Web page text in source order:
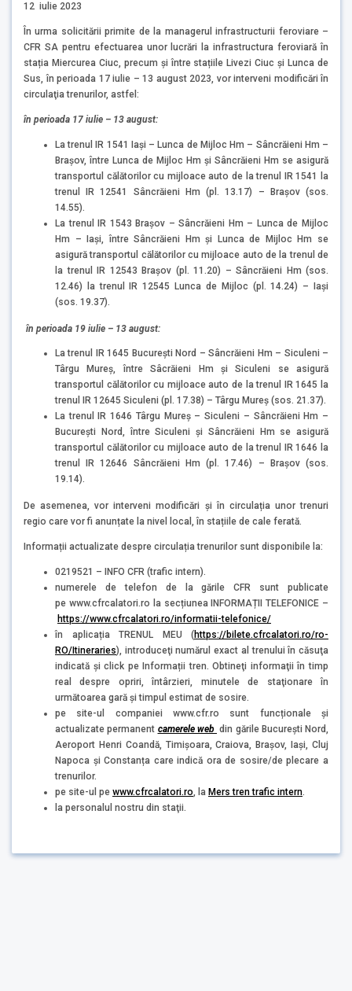
12 iulie 2023
În urma solicitării primite de la managerul infrastructurii feroviare –
CFR SA pentru efectuarea unor lucrări la infrastructura feroviară în
stația Miercurea Ciuc, precum și între stațiile Livezi Ciuc și Lunca de
Sus, în perioada 17 iulie – 13 august 2023, vor interveni modificări în
circulaţia trenurilor, astfel:
în perioada 17 iulie – 13 august:
La trenul IR 1541 Iași – Lunca de Mijloc Hm – Sâncrăieni Hm –
Brașov, între Lunca de Mijloc Hm și Sâncrăieni Hm se asigură
transportul călătorilor cu mijloace auto de la trenul IR 1541 la
trenul IR 12541 Sâncrăieni Hm (pl. 13.17) – Brașov (sos.
14.55).
La trenul IR 1543 Brașov – Sâncrăieni Hm – Lunca de Mijloc
Hm – Iași, între Sâncrăieni Hm și Lunca de Mijloc Hm se
asigură transportul călătorilor cu mijloace auto de la trenul de
la trenul IR 12543 Brașov (pl. 11.20) – Sâncrăieni Hm (sos.
12.46) la trenul IR 12545 Lunca de Mijloc (pl. 14.24) – Iași
(sos. 19.37).
în perioada 19 iulie – 13 august:
La trenul IR 1645 București Nord – Sâncrăieni Hm – Siculeni –
Târgu Mureș, între Sâcrăieni Hm și Siculeni se asigură
transportul călătorilor cu mijloace auto de la trenul IR 1645 la
trenul IR 12645 Siculeni (pl. 17.38) – Târgu Mureș (sos. 21.37).
La trenul IR 1646 Târgu Mureș – Siculeni – Sâncrăieni Hm –
București Nord, între Siculeni și Sâncrăieni Hm se asigură
transportul călătorilor cu mijloace auto de la trenul IR 1646 la
trenul IR 12646 Sâncrăieni Hm (pl. 17.46) – Brașov (sos.
19.14).
De asemenea, vor interveni modificări și în circulația unor trenuri
regio care vor fi anunțate la nivel local, în stațiile de cale ferată.
Informații actualizate despre circulația trenurilor sunt disponibile la:
0219521 – INFO CFR (trafic intern).
numerele de telefon de la gările CFR sunt publicate
pe www.cfrcalatori.ro la secțiunea INFORMAȚII TELEFONICE –
https://www.cfrcalatori.ro/informatii-telefonice/
în aplicația TRENUL MEU (https://bilete.cfrcalatori.ro/ro-
RO/Itineraries), introduceţi numărul exact al trenului în căsuţa
indicată şi click pe Informații tren. Obtineţi informaţii în timp
real despre opriri, întârzieri, minutele de staţionare în
următoarea gară şi timpul estimat de sosire.
pe site-ul companiei www.cfr.ro sunt funcționale și
actualizate permanent camerele web din gările București Nord,
Aeroport Henri Coandă, Timișoara, Craiova, Brașov, Iași, Cluj
Napoca și Constanța care indică ora de sosire/de plecare a
trenurilor.
pe site-ul pe www.cfrcalatori.ro , la Mers tren trafic intern
la personalul nostru din staţii.